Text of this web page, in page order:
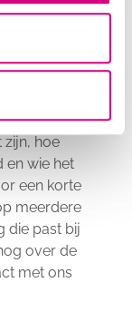
van een
loopt,
zijn, hoe
en wie het
een korte
meerdere
die past bij
over de
met ons